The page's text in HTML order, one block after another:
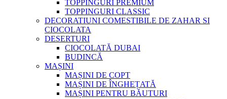
TOPPINGURI PREMIUM
TOPPINGURI CLASSIC
DECORATIUNI COMESTIBILE DE ZAHAR SI
CIOCOLATA
DESERTURI
CIOCOLATĂ DUBAI
BUDINCĂ
MAȘINI
MAȘINI DE COPT
MAȘINI DE ÎNGHEȚATĂ
MAȘINI PENTRU BĂUTURI